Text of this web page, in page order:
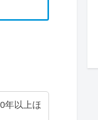
年以上ほ